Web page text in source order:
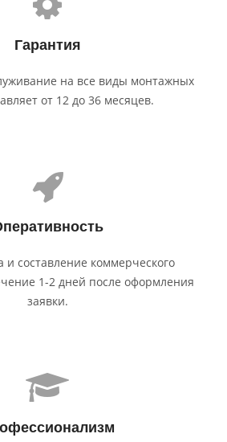
Гарантия
на все виды монтажных
от 12 до 36 месяцев.
и составление коммерческого
1-2 дней после оформления
заявки.